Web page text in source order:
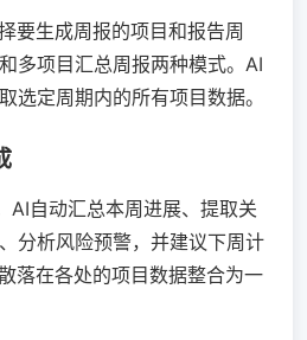
要生成周报的项目和报告周
多项目汇总周报两种模式。AI
选定周期内的所有项目数据。
AI自动汇总本周进展、提取关
分析风险预警，并建议下周计
落在各处的项目数据整合为一